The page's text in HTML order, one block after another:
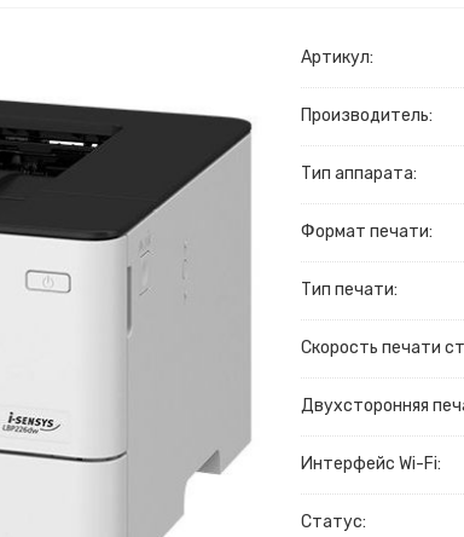
Артикул:
Производитель:
Тип аппарата:
Формат печати:
Тип печати:
Скорость печати
Двухсторонняя
Интерфейс Wi-Fi:
Статус: